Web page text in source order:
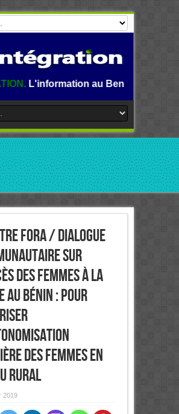
au Benin, en Afrique et dans le
Fora / Dialogue
sur
des femmes à la
Bénin : Pour
des femmes en
rural
2019